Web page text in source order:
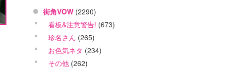
街角VOW (2290)
看板&注意警告! (673)
珍名さん (265)
お色気ネタ (234)
その他 (262)